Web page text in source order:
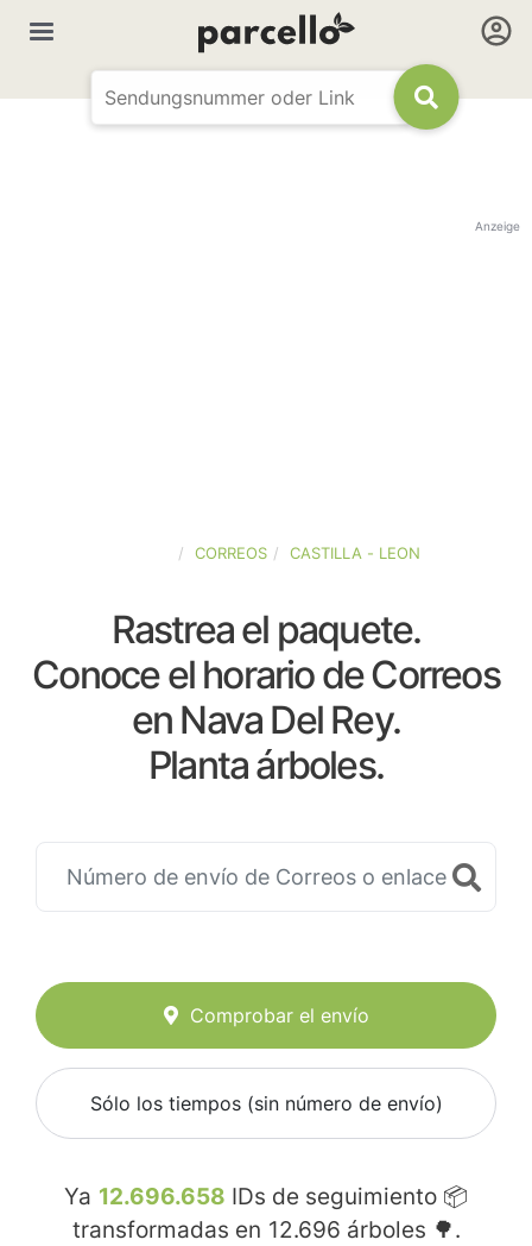
Anzeige
CORREOS CASTILLA - LEON
Rastrea el paquete.
Conoce el horario de Correos
en Nava Del Rey.
Planta árboles.
Comprobar el envío
Sólo los tiempos (sin número de envío)
Ya 12.696.658 IDs de seguimiento 📦
transformadas en 12.696 árboles 🌳.